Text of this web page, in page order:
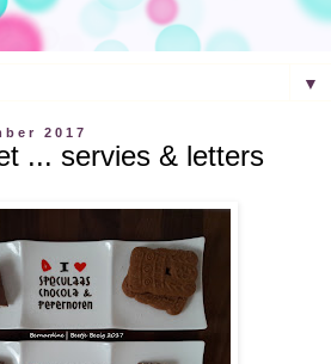
▼
2017
... servies & letters